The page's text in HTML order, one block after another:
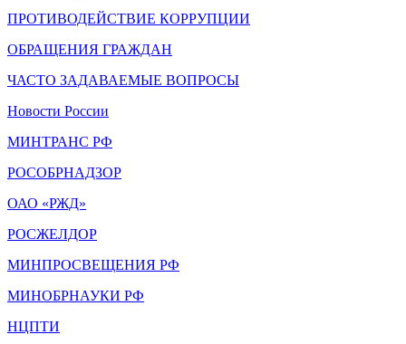
ПРОТИВОДЕЙСТВИЕ КОРРУПЦИИ
ОБРАЩЕНИЯ ГРАЖДАН
ЧАСТО ЗАДАВАЕМЫЕ ВОПРОСЫ
Новости России
МИНТРАНС РФ
РОСОБРНАДЗОР
ОАО «РЖД»
РОСЖЕЛДОР
МИНПРОСВЕЩЕНИЯ РФ
МИНОБРНАУКИ РФ
НЦПТИ